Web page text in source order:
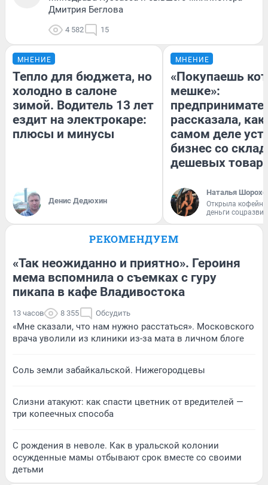
Дмитрия Беглова
4 582 15
МНЕНИЕ
Тепло для бюджета, но
холодно в салоне
зимой. Водитель 13 лет
ездит на электрокаре:
плюсы и минусы
Денис Дедюхин
МНЕНИЕ
«Покупаешь
мешке»:
рассказала, как
самом деле
бизнес со
дешевых
Наталья
Открыла
деньги
РЕКОМЕНДУЕМ
«Так неожиданно и приятно». Героиня
мема вспомнила о съемках с гуру
пикапа в кафе Владивостока
13 часов 8 355 Обсудить
«Мне сказали, что нам нужно расстаться». Московского
врача уволили из клиники из-за мата в личном блоге
Соль земли забайкальской. Нижегородцевы
Слизни атакуют: как спасти цветник от вредителей —
три копеечных способа
С рождения в неволе. Как в уральской колонии
осужденные мамы отбывают срок вместе со своими
детьми